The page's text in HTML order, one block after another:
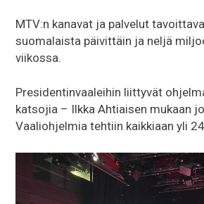
MTV:n kanavat ja palvelut
suomalaista päivittäin ja neljä
viikossa.
Presidentinvaaleihin liittyvät
katsojia – Ilkka Ahtiaisen mukaan
Vaaliohjelmia tehtiin kaikkiaan yli